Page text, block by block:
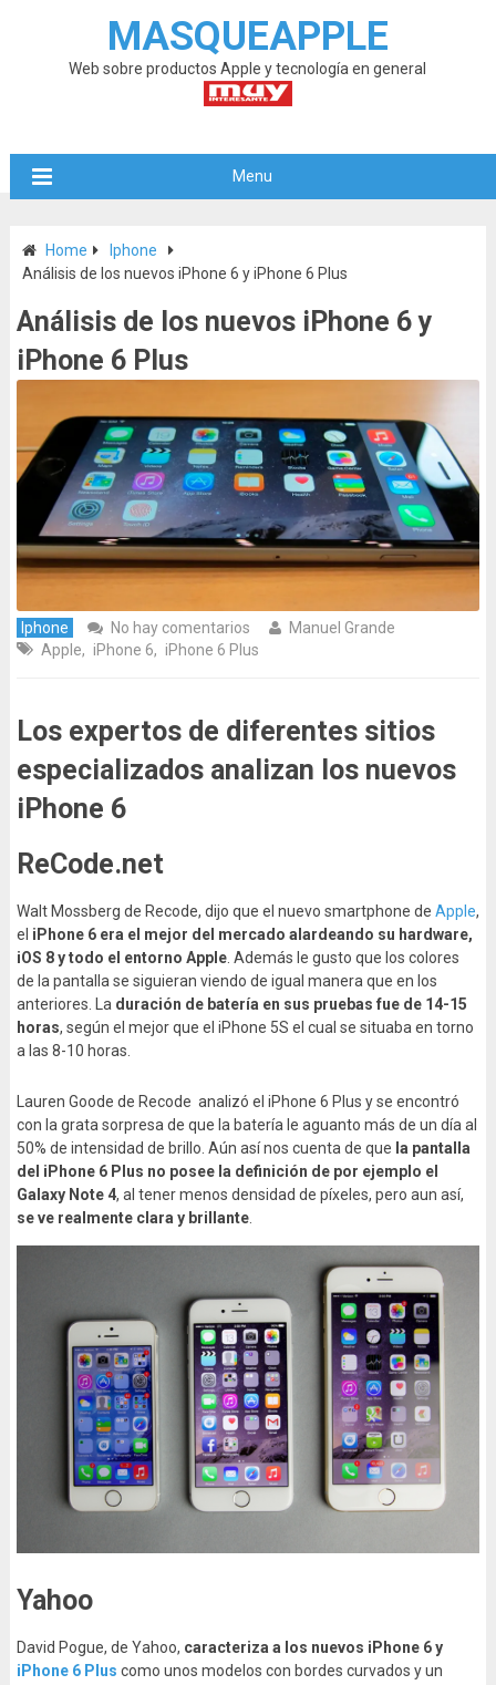
MASQUEAPPLE
Web sobre productos Apple y tecnología en general
Menu
Home
Iphone
Análisis de los nuevos iPhone 6 y iPhone 6 Plus
Análisis de los nuevos iPhone 6 y
iPhone 6 Plus
Iphone No hay comentarios
Manuel Grande
Apple, iPhone 6, iPhone 6 Plus
Los expertos de diferentes sitios
especializados analizan los nuevos
iPhone 6
ReCode.net
Walt Mossberg de Recode, dijo que el nuevo smartphone de Apple,
el iPhone 6 era el mejor del mercado alardeando su hardware,
iOS 8 y todo el entorno Apple. Además le gusto que los colores
de la pantalla se siguieran viendo de igual manera que en los
anteriores. La duración de batería en sus pruebas fue de 14-15
horas, según el mejor que el iPhone 5S el cual se situaba en torno
a las 8-10 horas.
Lauren Goode de Recode analizó el iPhone 6 Plus y se encontró
con la grata sorpresa de que la batería le aguanto más de un día al
50% de intensidad de brillo. Aún así nos cuenta de que la pantalla
del iPhone 6 Plus no posee la definición de por ejemplo el
Galaxy Note 4, al tener menos densidad de píxeles, pero aun así,
se ve realmente clara y brillante.
Yahoo
David Pogue, de Yahoo, caracteriza a los nuevos iPhone 6 y
iPhone 6 Plus como unos modelos con bordes curvados y un